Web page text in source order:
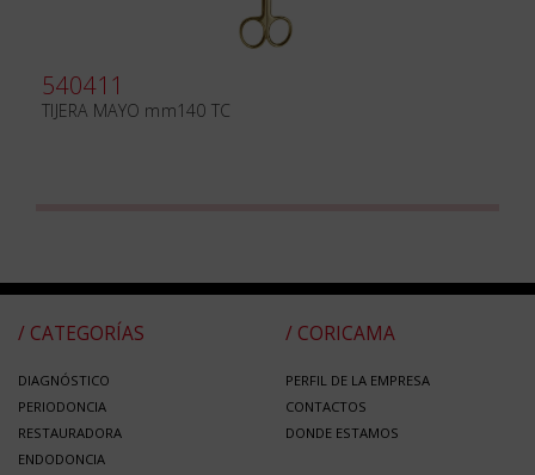
540411
TIJERA MAYO mm140 TC
/ CATEGORÍAS
DIAGNÓSTICO
PERIODONCIA
RESTAURADORA
ENDODONCIA
/ CORICAMA
PERFIL DE LA EMPRESA
CONTACTOS
DONDE ESTAMOS